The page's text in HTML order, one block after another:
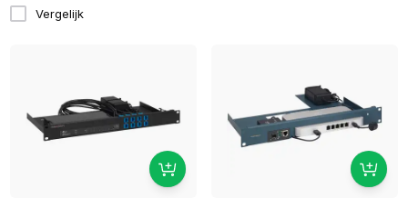
Vergelijk